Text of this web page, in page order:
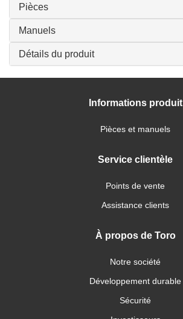
Pièces
Manuels
Détails du produit
Informations produit
Pièces et manuels
Service clientèle
Points de vente
Assistance clients
À propos de Toro
Notre société
Développement durable
Sécurité